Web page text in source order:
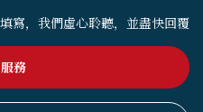
寫，我們虛心聆聽，並盡快回覆
務